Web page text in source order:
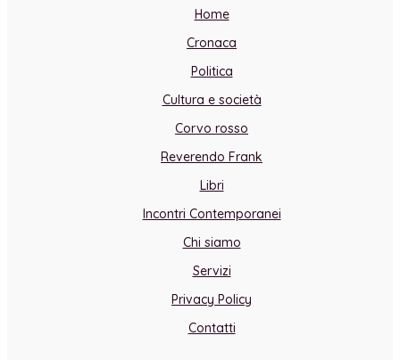
Home
Cronaca
Politica
Cultura e società
Corvo rosso
Reverendo Frank
Libri
Incontri Contemporanei
Chi siamo
Servizi
Privacy Policy
Contatti